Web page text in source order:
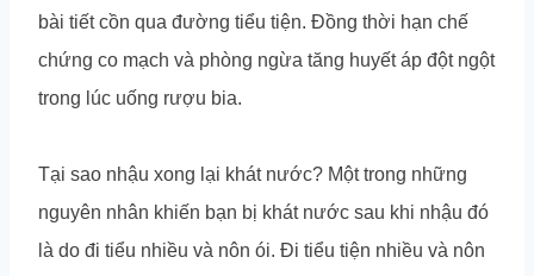
bài tiết cồn qua đường tiểu tiện. Đồng thời hạn chế
chứng co mạch và phòng ngừa tăng huyết áp đột ngột
trong lúc uống rượu bia.
Tại sao nhậu xong lại khát nước? Một trong những
nguyên nhân khiến bạn bị khát nước sau khi nhậu đó
là do đi tiểu nhiều và nôn ói. Đi tiểu tiện nhiều và nôn